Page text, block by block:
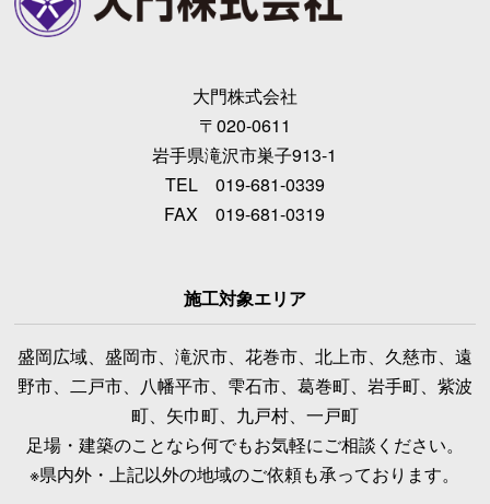
大門株式会社
〒020-0611
岩手県滝沢市巣子913-1
TEL 019-681-0339
FAX 019-681-0319
施工対象エリア
盛岡広域、盛岡市、滝沢市、花巻市、北上市、久慈市、遠
野市、二戸市、八幡平市、雫石市、葛巻町、岩手町、紫波
町、矢巾町、九戸村、一戸町
足場・建築のことなら何でもお気軽にご相談ください。
※県内外・上記以外の地域のご依頼も承っております。